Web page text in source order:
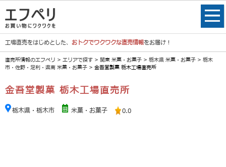
工場直売をはじめとした、 おトクでワクワクな直売情報をお届け！
直売所情報のエフペリ > エリアで探す > 関東 米菓・お菓子 > 栃木県 米菓・お菓子 > 栃木
市・佐野・足利・県南 米菓・お菓子 > 金吾堂製菓 栃木工場直売所
金吾堂製菓 栃木工場直売所
栃木県・栃木市 米菓・お菓子 0.0